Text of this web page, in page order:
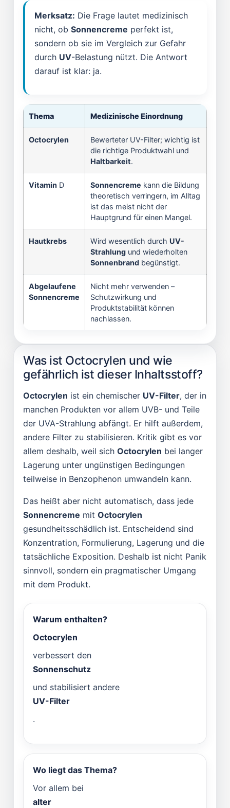
Merksatz: Die Frage lautet medizinisch
nicht, ob Sonnencreme perfekt ist,
sondern ob sie im Vergleich zur Gefahr
durch UV-Belastung nützt. Die Antwort
darauf ist klar: ja.
Thema Medizinische Einordnung
Octocrylen
Bewerteter UV-Filter; wichtig ist
die richtige Produktwahl und
Haltbarkeit.
Vitamin D Sonnencreme kann die Bildung
theoretisch verringern, im Alltag
ist das meist nicht der
Hauptgrund für einen Mangel.
Hautkrebs Wird wesentlich durch UV-
Strahlung und wiederholten
Sonnenbrand begünstigt.
Abgelaufene
Sonnencreme
Nicht mehr verwenden –
Schutzwirkung und
Produktstabilität können
nachlassen.
Was ist Octocrylen und wie
gefährlich ist dieser Inhaltsstoff?
Octocrylen ist ein chemischer UV-Filter, der in
manchen Produkten vor allem UVB- und Teile
der UVA-Strahlung abfängt. Er hilft außerdem,
andere Filter zu stabilisieren. Kritik gibt es vor
allem deshalb, weil sich Octocrylen bei langer
Lagerung unter ungünstigen Bedingungen
teilweise in Benzophenon umwandeln kann.
Das heißt aber nicht automatisch, dass jede
Sonnencreme mit Octocrylen
gesundheitsschädlich ist. Entscheidend sind
Konzentration, Formulierung, Lagerung und die
tatsächliche Exposition. Deshalb ist nicht Panik
sinnvoll, sondern ein pragmatischer Umgang
mit dem Produkt.
Warum enthalten?
Octocrylen
verbessert den
Sonnenschutz
und stabilisiert andere
UV-Filter
.
Wo liegt das Thema?
Vor allem bei
alter